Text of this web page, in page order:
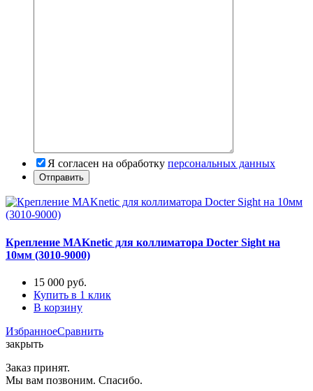
Я согласен на обработку персональных данных
Крепление MAKnetic для коллиматора Docter Sight на
10мм (3010-9000)
15 000 руб.
Купить в 1 клик
В корзину
ИзбранноеСравнить
закрыть
Заказ принят.
Мы вам позвоним. Спасибо.